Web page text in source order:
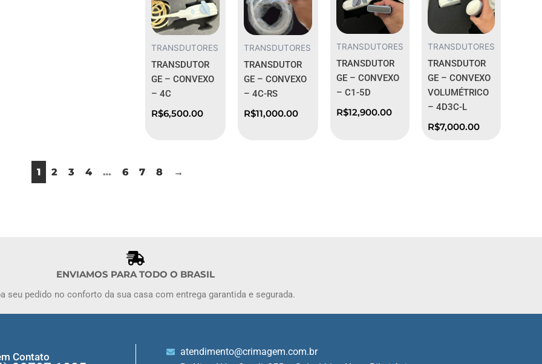
TRANSDUTORES
TRANSDUTOR
GE – CONVEXO
– 4C
R$6,500.00
TRANSDUTORES
TRANSDUTOR
GE – CONVEXO
– 4C-RS
R$11,000.00
TRANSDUTORES
TRANSDUTOR
GE – CONVEXO
– C1-5D
R$12,900.00
TRANSDUTORES
TRANSDUTOR
GE – CONVEXO
VOLUMÉTRICO
– 4D3C-L
R$7,000.00
1 2 3 4 … 6 7 8 →
ENVIAMOS PARA TODO O BRASIL
seu pedido no conforto da sua casa com entrega garantida e segurada.
Contato
atendimento@crimagem.com.br